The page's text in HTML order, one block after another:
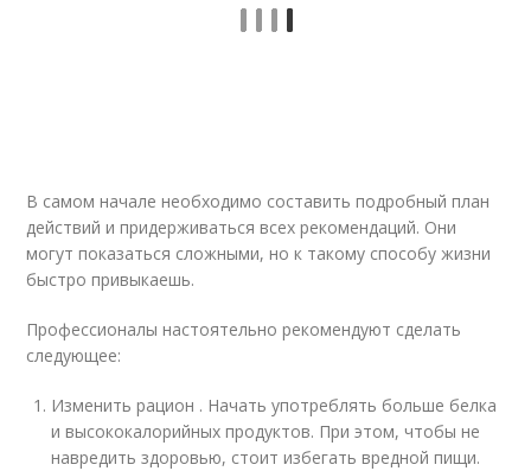
В самом начале необходимо составить подробный план
действий и придерживаться всех рекомендаций. Они
могут показаться сложными, но к такому способу жизни
быстро привыкаешь.
Профессионалы настоятельно рекомендуют сделать
следующее:
Изменить рацион . Начать употреблять больше белка
и высококалорийных продуктов. При этом, чтобы не
навредить здоровью, стоит избегать вредной пищи.